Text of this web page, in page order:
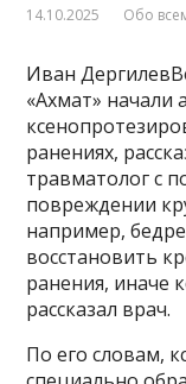
14.10.2025 Обо
Иван
«Ахмат» начали
ранениях,
травматолог с
повреждении
например,
восстановить
ранения, иначе
рассказал врач.
По его словам,